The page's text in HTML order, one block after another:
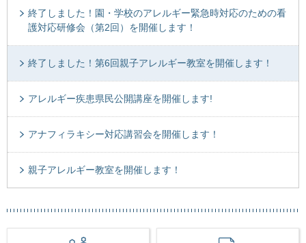
終了しました！園・学校のアレルギー緊急時対応のための看
護対応研修会（第2回）を開催します！
終了しました！第6回親子アレルギー教室を開催します！
アレルギー疾患県民公開講座を開催します!
アナフィラキシー対応講習会を開催します！
親子アレルギー教室を開催します！